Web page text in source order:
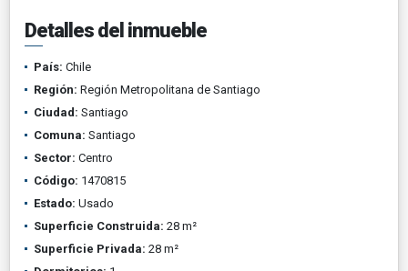
Detalles del inmueble
País: Chile
Región: Región Metropolitana de Santiago
Ciudad: Santiago
Comuna: Santiago
Sector: Centro
Código: 1470815
Estado: Usado
Superficie Construida: 28 m²
Superficie Privada: 28 m²